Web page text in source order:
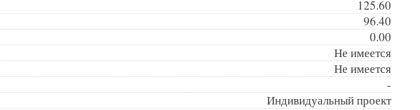
125.60
96.40
0.00
Не имеется
Не имеется
-
Индивидуальный проект